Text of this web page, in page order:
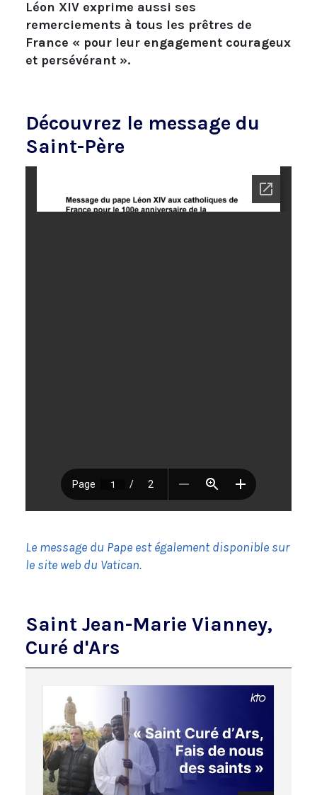
Léon XIV exprime aussi ses
remerciements à tous les prêtres de
France « pour leur engagement courageux
et persévérant ».
Découvrez le message du
Saint-Père
Le message du Pape est également disponible sur
le site web du Vatican.
Saint Jean-Marie Vianney,
Curé d'Ars